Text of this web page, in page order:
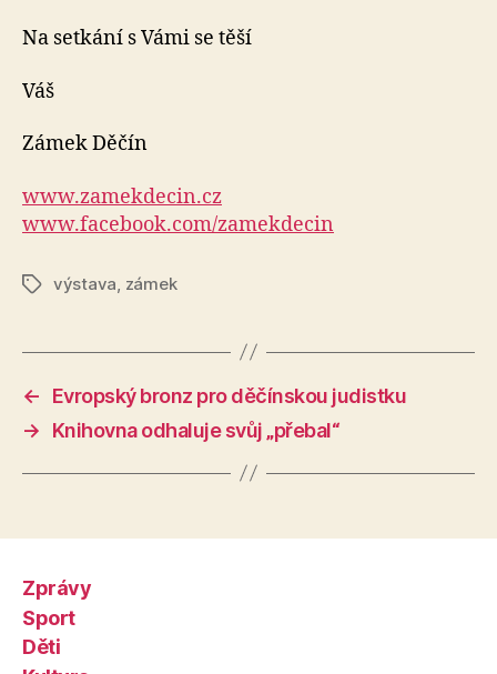
Na setkání s Vámi se těší
Váš
Zámek Děčín
www.zamekdecin.cz
www.facebook.com/zamekdecin
Štítkyvýstava zámek
←
Evropský bronz pro děčínskou judistku
→
Knihovna odhaluje svůj „přebal“
Zprávy
Sport
Děti